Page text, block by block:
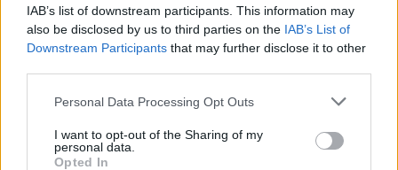
IAB’s list of downstream participants. This information may
also be disclosed by us to third parties on the IAB’s List of
Downstream Participants that may further disclose it to other
Personal Data Processing Opt Outs
I want to opt-out of the Sharing of my
personal data.
Opted In
14:39
Ομάδα μεταναστών εντοπίστηκαν στον Άγιο Ιωάννη, στα